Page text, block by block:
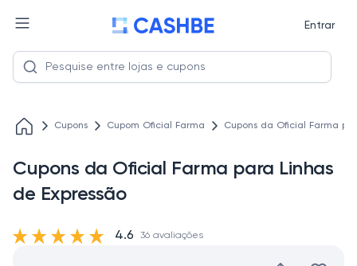
Entrar
Cupons Cupom Oficial Farma Cupons da Oficial Farma
Cupons da Oficial Farma para Linhas
de Expressão
4.6 36 avaliações